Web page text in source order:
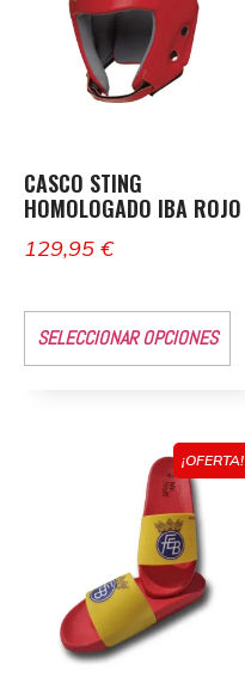
CASCO STING
HOMOLOGADO IBA ROJO
129,95 €
SELECCIONAR OPCIONES
¡OFERTA!